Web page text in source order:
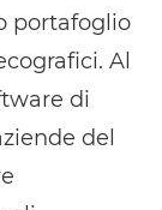
portafoglio
Al
di
del